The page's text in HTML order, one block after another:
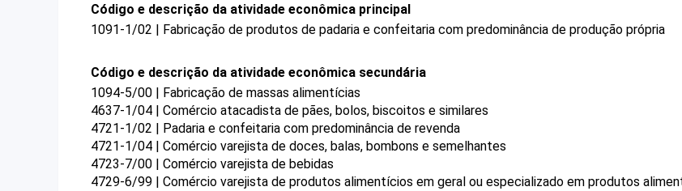
Código e descrição da atividade econômica principal
1091-1/02 | Fabricação de produtos de padaria e confeitaria com predominância de produção própria
Código e descrição da atividade econômica secundária
1094-5/00 | Fabricação de massas alimentícias
4637-1/04 | Comércio atacadista de pães, bolos, biscoitos e similares
4721-1/02 | Padaria e confeitaria com predominância de revenda
4721-1/04 | Comércio varejista de doces, balas, bombons e semelhantes
4723-7/00 | Comércio varejista de bebidas
4729-6/99 | Comércio varejista de produtos alimentícios em geral ou especializado em produtos